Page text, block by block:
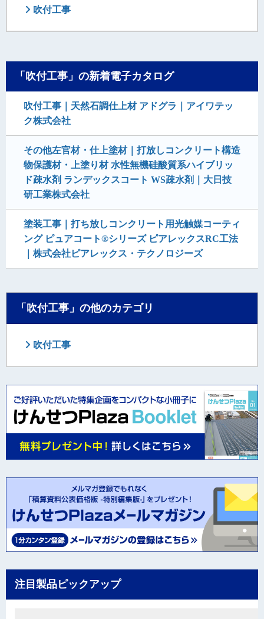
吹付工事
「吹付工事」の新着電子カタログ
吹付工事｜天然石調仕上材 アドグラ｜アイワテッ
ク株式会社
その他左官材・仕上塗材｜打放しコンクリート構造
物保護材・上塗り材 水性無機硅酸質系ハイブリッ
ド疎水剤 ランデックスコート WS疎水剤｜大日技
研工業株式会社
塗装工事｜打ち放しコンクリート用光触媒コーティ
ング ピュアコート®シリーズ ピアレックスRC工法
｜株式会社ピアレックス・テクノロジーズ
「吹付工事」の他のカテゴリ
吹付工事
注目製品ピックアップ